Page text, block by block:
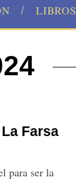
LIBROS
Farsa
para ser la